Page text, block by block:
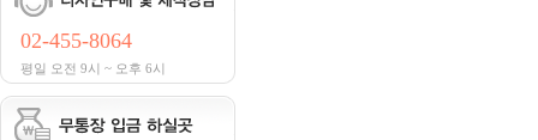
02-455-8064
평일 오전 9시 ~ 오후 6시